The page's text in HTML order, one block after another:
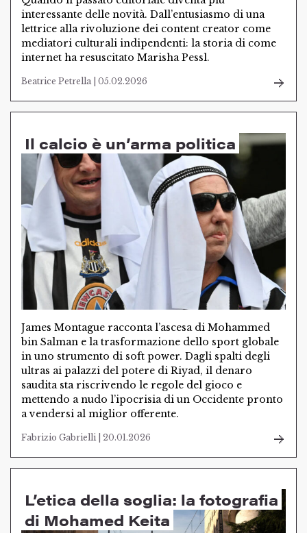
interessante delle novità. Dall’entusiasmo di una
lettrice alla rivoluzione dei content creator come
mediatori culturali indipendenti: la storia di come
internet ha resuscitato Marisha Pessl.
Beatrice Petrella | 05.02.2026
Il calcio è un’arma politica
James Montague racconta l’ascesa di Mohammed
bin Salman e la trasformazione dello sport globale
in uno strumento di soft power. Dagli spalti degli
ultras ai palazzi del potere di Riyad, il denaro
saudita sta riscrivendo le regole del gioco e
mettendo a nudo l’ipocrisia di un Occidente pronto
a vendersi al miglior offerente.
Fabrizio Gabrielli | 20.01.2026
L’etica della soglia: la fotografia
di Mohamed Keita